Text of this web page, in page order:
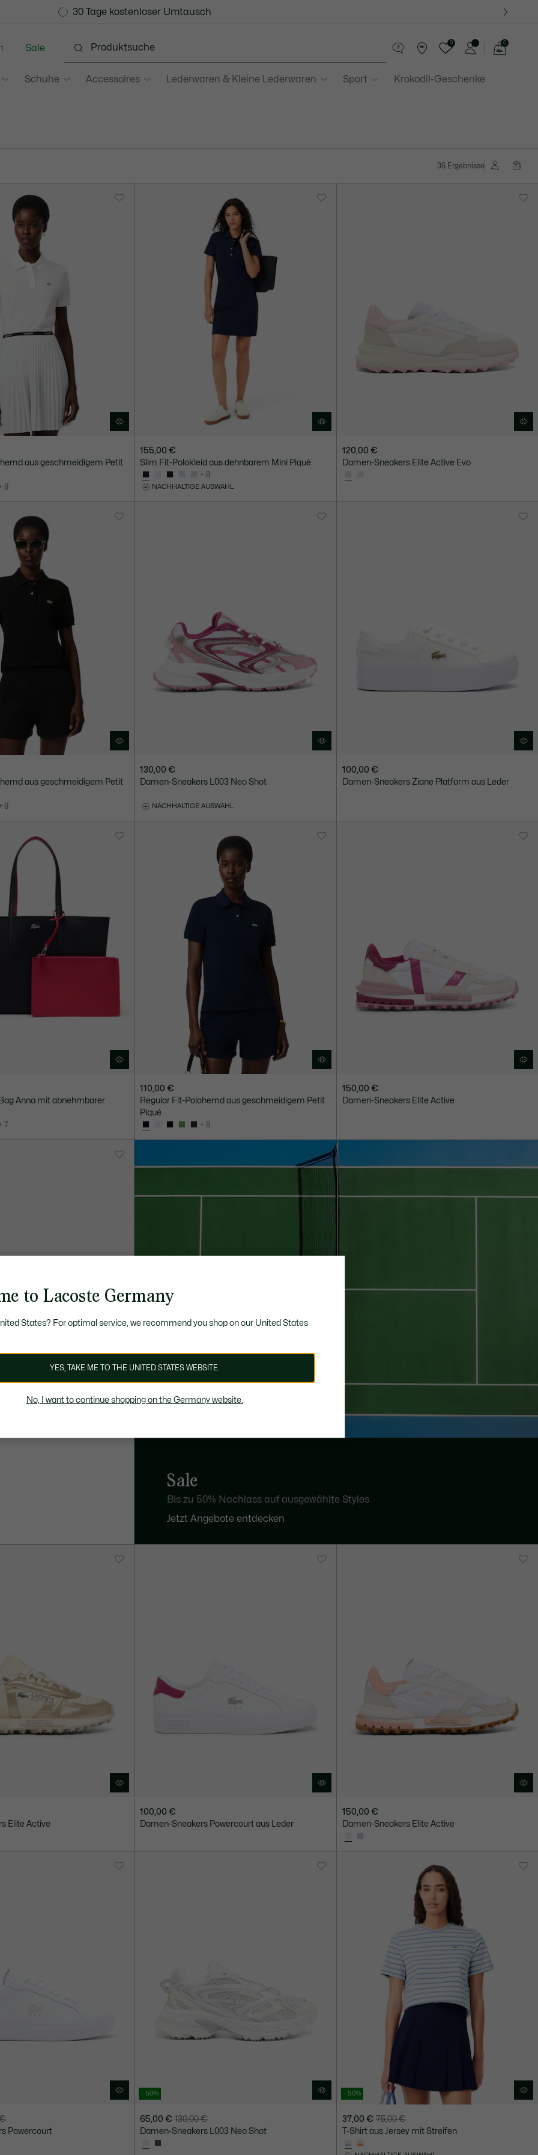
30 Tage kostenloser Umtausch
Werden Sie Lacoste Member!
Sale bis zu 50%
Schuhe Accessoires Lederwaren & Kleine Lederwaren Sport Krokodil-Geschenke
Sale
0 0
36 Ergebnisse
aus geschmeidigem Petit
8
155,00 €
Slim Fit-Polokleid aus dehnbarem Mini Piqué
+ 8
NACHHALTIGE AUSWAHL
120,00 €
Damen-Sneakers Elite Active Evo
aus geschmeidigem Petit
8
130,00 €
Damen-Sneakers L003 Neo Shot
NACHHALTIGE AUSWAHL
100,00 €
Damen-Sneakers Ziane Platform aus Leder
Anna mit abnehmbarer
7
110,00 €
Regular Fit-Polohemd aus geschmeidigem Petit
Piqué
+ 8
150,00 €
Damen-Sneakers Elite Active
Sale
Bis zu 50% Nachlass auf ausgewählte Styles
Jetzt Angebote entdecken
Elite Active
100,00 €
Damen-Sneakers Powercourt aus Leder
150,00 €
Damen-Sneakers Elite Active
€
Powercourt
- 50%
65,00 €
Preis
Rabatt:
130,00 €
Originalpreis
Rabatt:
Damen-Sneakers L003 Neo Shot
- 50%
37,00 €
Preis
Rabatt:
75,00 €
Originalpreis
Rabatt:
T-Shirt aus Jersey mit Streifen
to Lacoste Germany
States? For optimal service, we recommend you shop on our United States
YES, TAKE ME TO THE UNITED STATES WEBSITE.
No, I want to continue shopping on the Germany website.